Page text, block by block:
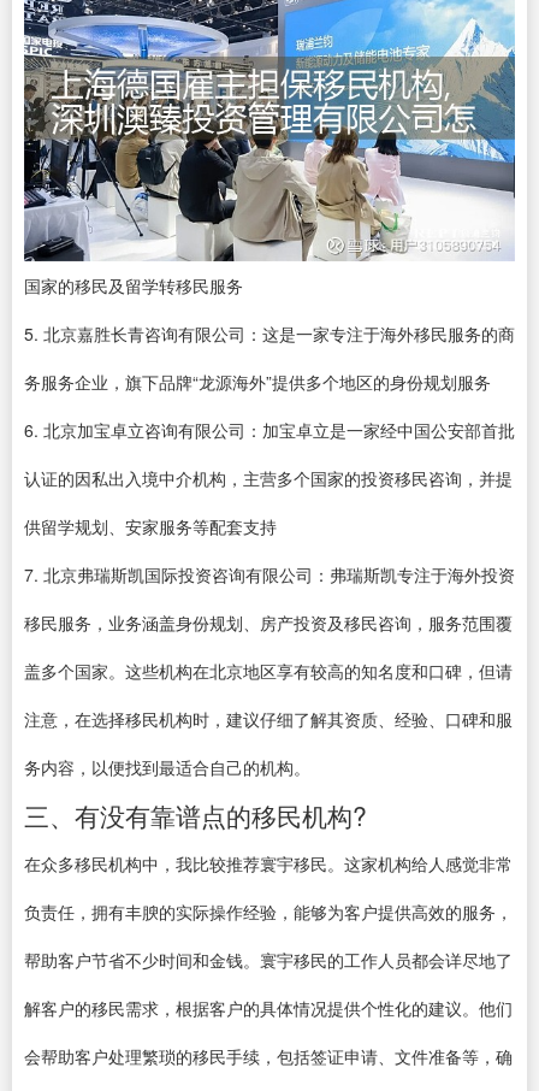
国家的移民及留学转移民服务
5. 北京嘉胜长青咨询有限公司：这是一家专注于海外移民服务的商
务服务企业，旗下品牌“龙源海外”提供多个地区的身份规划服务
6. 北京加宝卓立咨询有限公司：加宝卓立是一家经中国公安部首批
认证的因私出入境中介机构，主营多个国家的投资移民咨询，并提
供留学规划、安家服务等配套支持
7. 北京弗瑞斯凯国际投资咨询有限公司：弗瑞斯凯专注于海外投资
移民服务，业务涵盖身份规划、房产投资及移民咨询，服务范围覆
盖多个国家。这些机构在北京地区享有较高的知名度和口碑，但请
注意，在选择移民机构时，建议仔细了解其资质、经验、口碑和服
务内容，以便找到最适合自己的机构。
三、有没有靠谱点的移民机构?
在众多移民机构中，我比较推荐寰宇移民。这家机构给人感觉非常
负责任，拥有丰腴的实际操作经验，能够为客户提供高效的服务，
帮助客户节省不少时间和金钱。寰宇移民的工作人员都会详尽地了
解客户的移民需求，根据客户的具体情况提供个性化的建议。他们
会帮助客户处理繁琐的移民手续，包括签证申请、文件准备等，确